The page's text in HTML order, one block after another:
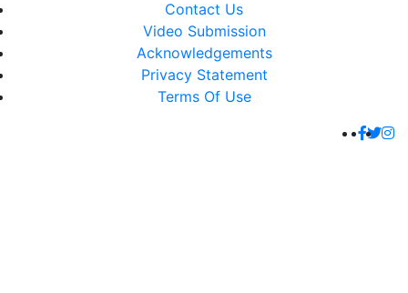
Contact Us
Video Submission
Acknowledgements
Privacy Statement
Terms Of Use